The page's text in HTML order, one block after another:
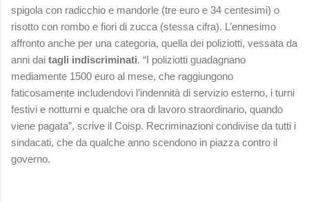
spigola con radicchio e mandorle (tre euro e 34 centesimi) o
risotto con rombo e fiori di zucca (stessa cifra). L’ennesimo
affronto anche per una categoria, quella dei poliziotti, vessata da
anni dai tagli indiscriminati. “I poliziotti guadagnano
mediamente 1500 euro al mese, che raggiungono
faticosamente includendovi l’indennità di servizio esterno, i turni
festivi e notturni e qualche ora di lavoro straordinario, quando
viene pagata”, scrive il Coisp. Recriminazioni condivise da tutti i
sindacati, che da qualche anno scendono in piazza contro il
governo.